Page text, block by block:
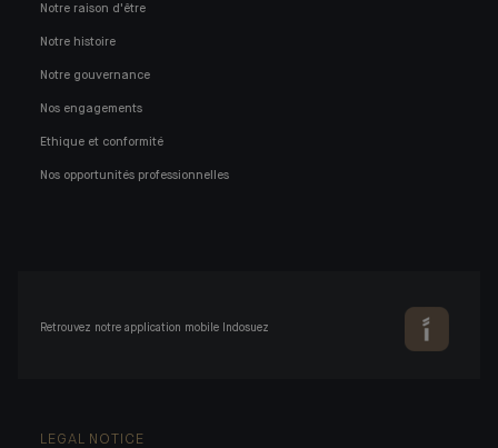
Notre raison d'être
Notre histoire
Notre gouvernance
Nos engagements
Ethique et conformité
Nos opportunités professionnelles
Retrouvez notre application mobile Indosuez
LEGAL NOTICE